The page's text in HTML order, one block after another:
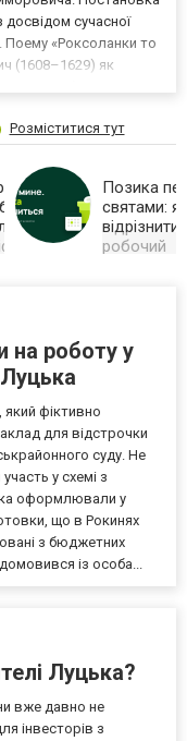
досвідом сучасної
Поему «Роксоланки то
(1608–1629) як
Розміститися тут
схуднення:
реальність
Позика
святами:
відрізнити
робочий
експерти
Банкрейт
позику в
розбираємо
пастку
збираємо
святковий
на роботу у
фіктивно
для відстрочки
суду. Не
у схемі з
оформлювали у
що в Рокинях
з бюджетних
із особа...
Луцька?
вже давно не
інвесторів з